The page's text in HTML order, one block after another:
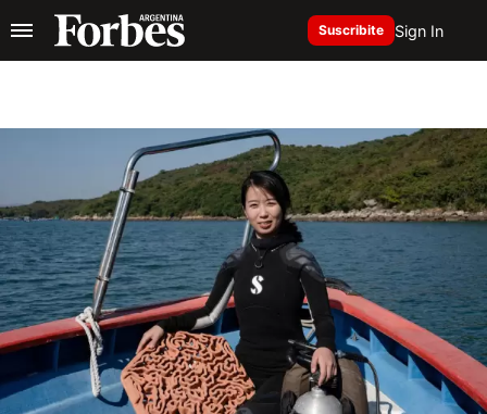
Suscribite Sign In